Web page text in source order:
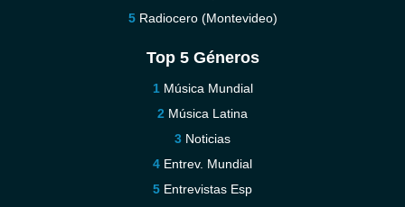
Radiocero (Montevideo)
Top 5 Géneros
Música Mundial
Música Latina
Noticias
Entrev. Mundial
Entrevistas Esp